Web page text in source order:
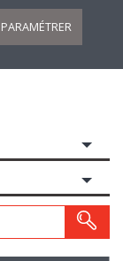
PARAMÉTRER